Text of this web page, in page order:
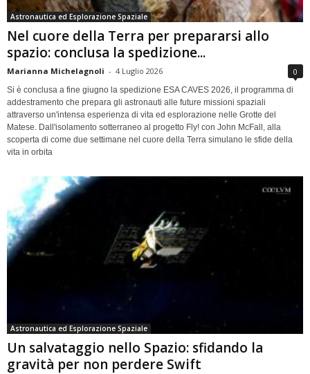
Astronautica ed Esplorazione Spaziale
Nel cuore della Terra per prepararsi allo
spazio: conclusa la spedizione...
Marianna Michelagnoli - 4 Luglio 2026 0
Si è conclusa a fine giugno la spedizione ESA CAVES 2026, il programma di
addestramento che prepara gli astronauti alle future missioni spaziali
attraverso un'intensa esperienza di vita ed esplorazione nelle Grotte del
Matese. Dall'isolamento sotterraneo al progetto Fly! con John McFall, alla
scoperta di come due settimane nel cuore della Terra simulano le sfide della
vita in orbita
Astronautica ed Esplorazione Spaziale
Un salvataggio nello Spazio: sfidando la
gravità per non perdere Swift